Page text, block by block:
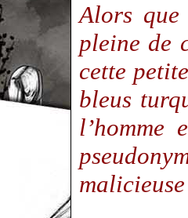
Alors que
pleine de
cette
bleus
l’homme